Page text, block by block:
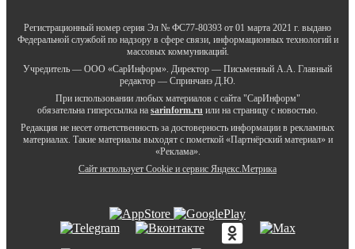
Регистрационный номер серия Эл № ФС77-80393 от 01 марта 2021 г. выдано
Федеральной службой по надзору в сфере связи, информационных технологий и
массовых коммуникаций.
Учредитель — ООО «СарИнформ». Директор — Письменный А.А. Главный
редактор — Спринчанэ Д.Ю.
При использовании любых материалов с сайта "СарИнформ"
обязательна гиперссылка на sarinform.ru или на страницу с новостью.
Редакция не несет ответственность за достоверность информации в рекламных
материалах. Такие материалы выходят с пометкой «Партнёрский материал» и
«Реклама».
Сайт использует Cookie и сервиc Яндекс.Метрика